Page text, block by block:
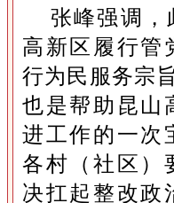
张峰强调，
高新区履行管
行为民服务宗
也是帮助昆山
进工作的一次
各村（社区）
决扛起整改政